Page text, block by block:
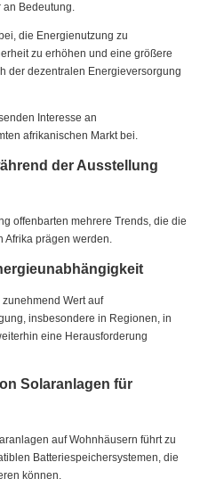
an Bedeutung.
die Energienutzung zu
zu erhöhen und eine größere
der dezentralen Energieversorgung
Interesse an
afrikanischen Markt bei.
der Ausstellung
offenbarten mehrere Trends, die die
Afrika prägen werden.
Wert auf
insbesondere in Regionen, in
eine Herausforderung
Solaranlagen für
auf Wohnhäusern führt zu
Batteriespeichersystemen, die
können.